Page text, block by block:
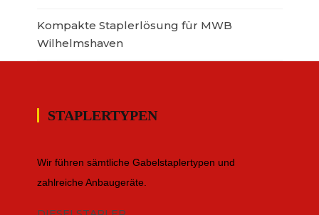
Kompakte Staplerlösung für MWB
Wilhelmshaven
STAPLERTYPEN
Wir führen sämtliche Gabelstaplertypen und
zahlreiche Anbaugeräte.